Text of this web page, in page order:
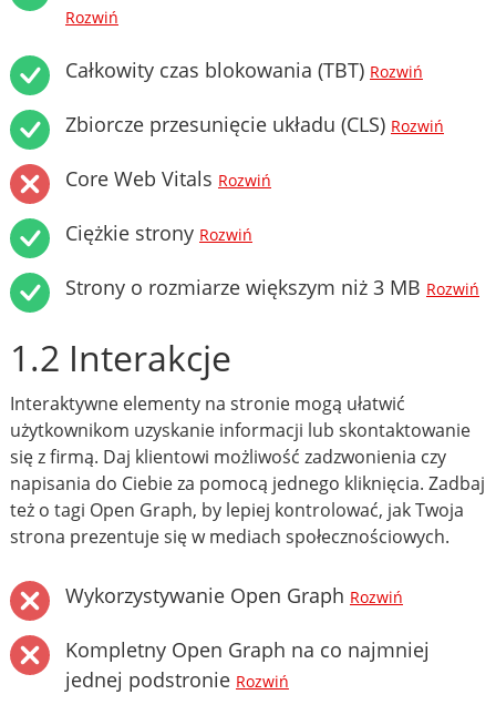
Rozwiń
Całkowity czas blokowania (TBT) Rozwiń
Zbiorcze przesunięcie układu (CLS) Rozwiń
Core Web Vitals Rozwiń
Ciężkie strony Rozwiń
Strony o rozmiarze większym niż 3 MB Rozwiń
1.2 Interakcje
Interaktywne elementy na stronie mogą ułatwić
użytkownikom uzyskanie informacji lub skontaktowanie
się z firmą. Daj klientowi możliwość zadzwonienia czy
napisania do Ciebie za pomocą jednego kliknięcia. Zadbaj
też o tagi Open Graph, by lepiej kontrolować, jak Twoja
strona prezentuje się w mediach społecznościowych.
Wykorzystywanie Open Graph Rozwiń
Kompletny Open Graph na co najmniej
jednej podstronie Rozwiń